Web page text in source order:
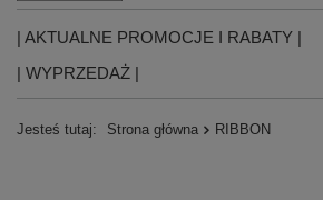
| AKTUALNE PROMOCJE I RABATY |
| WYPRZEDAŻ |
Jesteś tutaj: Strona główna RIBBON